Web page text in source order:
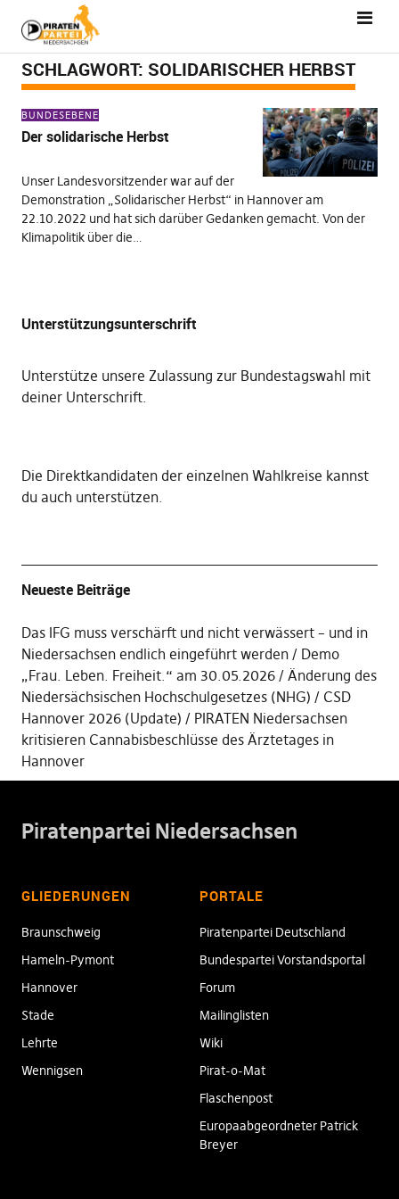
SCHLAGWORT: SOLIDARISCHER HERBST
BUNDESEBENE
Der solidarische Herbst
Unser Landesvorsitzender war auf der
Demonstration „Solidarischer Herbst“ in Hannover am
22.10.2022 und hat sich darüber Gedanken gemacht. Von der
Klimapolitik über die…
Unterstützungsunterschrift
Unterstütze unsere Zulassung zur Bundestagswahl mit
deiner Unterschrift.
Die Direktkandidaten der einzelnen Wahlkreise kannst
du auch unterstützen.
Neueste Beiträge
Das IFG muss verschärft und nicht verwässert – und in
Niedersachsen endlich eingeführt werden
Demo
„Frau. Leben. Freiheit.“ am 30.05.2026
Änderung des
Niedersächsischen Hochschulgesetzes (NHG)
CSD
Hannover 2026 (Update)
PIRATEN Niedersachsen
kritisieren Cannabisbeschlüsse des Ärztetages in
Hannover
Piratenpartei Niedersachsen
GLIEDERUNGEN
Braunschweig
Hameln-Pymont
Hannover
Stade
Lehrte
Wennigsen
PORTALE
Piratenpartei Deutschland
Bundespartei Vorstandsportal
Forum
Mailinglisten
Wiki
Pirat-o-Mat
Flaschenpost
Europaabgeordneter Patrick
Breyer